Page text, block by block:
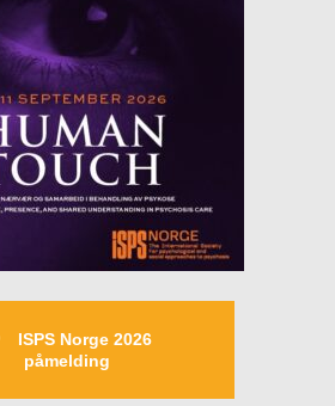
ISPS Norge 2026
påmelding